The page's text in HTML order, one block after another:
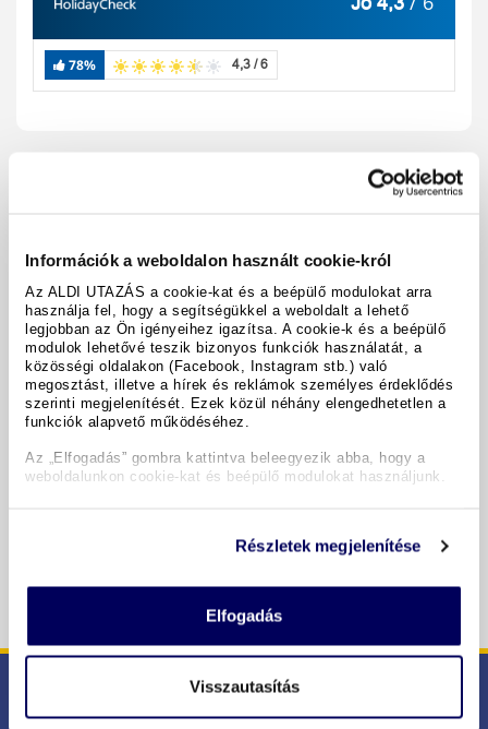
Információk a weboldalon használt cookie-król
Az ALDI UTAZÁS a cookie-kat és a beépülő modulokat arra
használja fel, hogy a segítségükkel a weboldalt a lehető
legjobban az Ön igényeihez igazítsa. A cookie-k és a beépülő
modulok lehetővé teszik bizonyos funkciók használatát, a
közösségi oldalakon (Facebook, Instagram stb.) való
megosztást, illetve a hírek és reklámok személyes érdeklődés
szerinti megjelenítését. Ezek közül néhány elengedhetetlen a
funkciók alapvető működéséhez.
Az „Elfogadás” gombra kattintva beleegyezik abba, hogy a
weboldalunkon cookie-kat és beépülő modulokat használjunk.
Részletek megjelenítése
Elfogadás
Visszautasítás
78% 4,3 / 6
A hotel részletei
Időpontok & árak
Copyright GIATA 2004 - 2026. Multilingual, powered by